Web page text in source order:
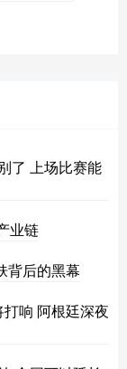
了 上场比赛能
业链
背后的黑幕
响 阿根廷深夜